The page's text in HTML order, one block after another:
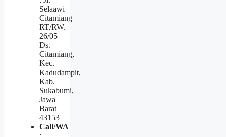
Selaawi
Citamiang
RT/RW.
26/05
Ds.
Citamiang,
Kec.
Kadudampit,
Kab.
Sukabumi,
Jawa
Barat
43153
Call/WA